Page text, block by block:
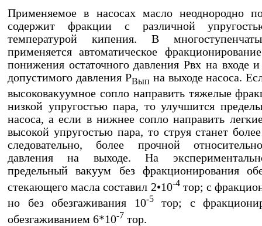
Применяемое в насосах масло неоднородно
содержит фракции с различной
температурой кипения. В
применяется автоматическое
понижения остаточного давления Рвх на входе
допустимого давления РВып на выходе насоса.
высоковакуумное сопло направить тяжелые
низкой упругостью пара, то улучшится
насоса, а если в нижнее сопло направить
высокой упругостью пара, то струя станет
следовательно, более прочной
давления на выходе. На
предельный вакуум без фракционирования
стекающего масла составил 2•10-4тор; с
но без обезгаживания 10-5тор; с
обезгаживанием 6*10-7 тор.